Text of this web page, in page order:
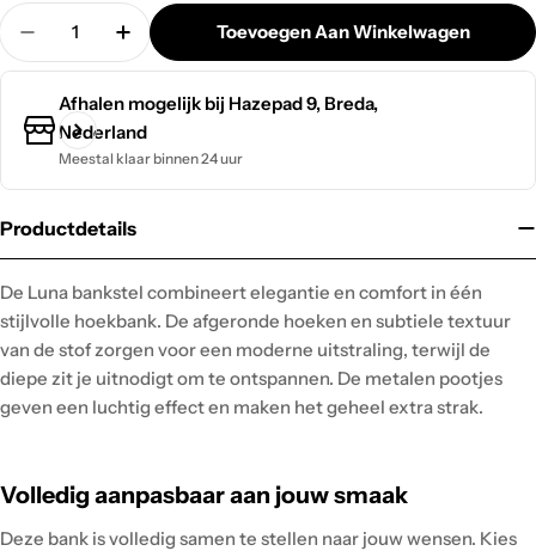
Hoeveelheid
Hoeveelheid Verminderen Voor Bankstel Luna
Verhoog De Hoeveelheid Voor Bankstel
Toevoegen Aan Winkelwagen
Afhalen mogelijk bij Hazepad 9, Breda,
Nederland
Meestal klaar binnen 24 uur
Productdetails
De Luna bankstel combineert elegantie en comfort in één
stijlvolle hoekbank. De afgeronde hoeken en subtiele textuur
van de stof zorgen voor een moderne uitstraling, terwijl de
diepe zit je uitnodigt om te ontspannen. De metalen pootjes
geven een luchtig effect en maken het geheel extra strak.
Volledig aanpasbaar aan jouw smaak
Deze bank is volledig samen te stellen naar jouw wensen. Kies